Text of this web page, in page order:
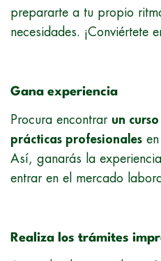
prepararte a tu propio
necesidades. ¡Conviértete
Gana experiencia
Procura encontrar un
prácticas profesionales
Así, ganarás la
entrar en el mercado
Realiza los trámites